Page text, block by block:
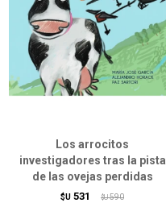
Los arrocitos
investigadores tras la pista
de las ovejas perdidas
$U 531 $U 590